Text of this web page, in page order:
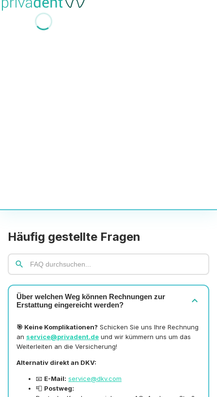
Häufig gestellte Fragen
search
Über welchen Weg können Rechnungen zur
Erstattung eingereicht werden?
expand_more
🎯 Keine Komplikationen? Schicken Sie uns Ihre Rechnung
an service@privadent.de und wir kümmern uns um das
Weiterleiten an die Versicherung!
Alternativ direkt an DKV:
📧 E-Mail: service@dkv.com
📮 Postweg: